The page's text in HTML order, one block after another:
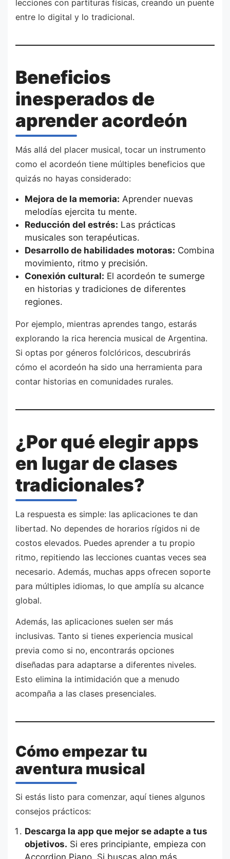
lecciones con partituras físicas, creando un puente
entre lo digital y lo tradicional.
Beneficios
inesperados de
aprender acordeón
Más allá del placer musical, tocar un instrumento
como el acordeón tiene múltiples beneficios que
quizás no hayas considerado:
Mejora de la memoria: Aprender nuevas
melodías ejercita tu mente.
Reducción del estrés: Las prácticas
musicales son terapéuticas.
Desarrollo de habilidades motoras: Combina
movimiento, ritmo y precisión.
Conexión cultural: El acordeón te sumerge
en historias y tradiciones de diferentes
regiones.
Por ejemplo, mientras aprendes tango, estarás
explorando la rica herencia musical de Argentina.
Si optas por géneros folclóricos, descubrirás
cómo el acordeón ha sido una herramienta para
contar historias en comunidades rurales.
¿Por qué elegir apps
en lugar de clases
tradicionales?
La respuesta es simple: las aplicaciones te dan
libertad. No dependes de horarios rígidos ni de
costos elevados. Puedes aprender a tu propio
ritmo, repitiendo las lecciones cuantas veces sea
necesario. Además, muchas apps ofrecen soporte
para múltiples idiomas, lo que amplía su alcance
global.
Además, las aplicaciones suelen ser más
inclusivas. Tanto si tienes experiencia musical
previa como si no, encontrarás opciones
diseñadas para adaptarse a diferentes niveles.
Esto elimina la intimidación que a menudo
acompaña a las clases presenciales.
Cómo empezar tu
aventura musical
Si estás listo para comenzar, aquí tienes algunos
consejos prácticos:
Descarga la app que mejor se adapte a tus
objetivos. Si eres principiante, empieza con